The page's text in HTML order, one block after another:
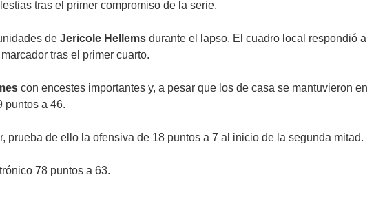
tras el primer compromiso de la serie.
de Jericole Hellems durante el lapso. El cuadro local respondió a
tras el primer cuarto.
con encestes importantes y, a pesar que los de casa se mantuvieron en
puntos a 46.
de ello la ofensiva de 18 puntos a 7 al inicio de la segunda mitad.
78 puntos a 63.